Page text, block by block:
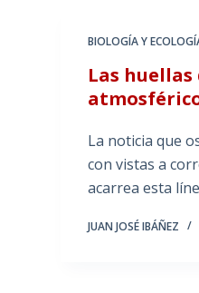
BIOLOGÍA Y
Las
La noticia que
con vistas a
acarrea esta
JUAN JOSÉ IBÁÑEZ